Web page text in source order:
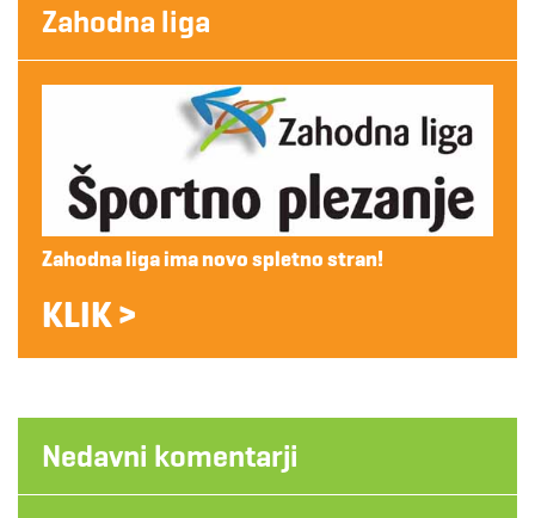
Zahodna liga
Zahodna liga ima novo spletno stran!
KLIK >
Nedavni komentarji